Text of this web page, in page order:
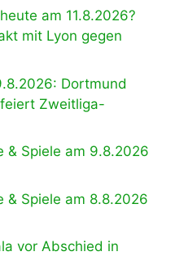
am 11.8.2026?
mit Lyon gegen
Dortmund
Zweitliga-
& Spiele am 9.8.2026
& Spiele am 8.8.2026
vor Abschied in